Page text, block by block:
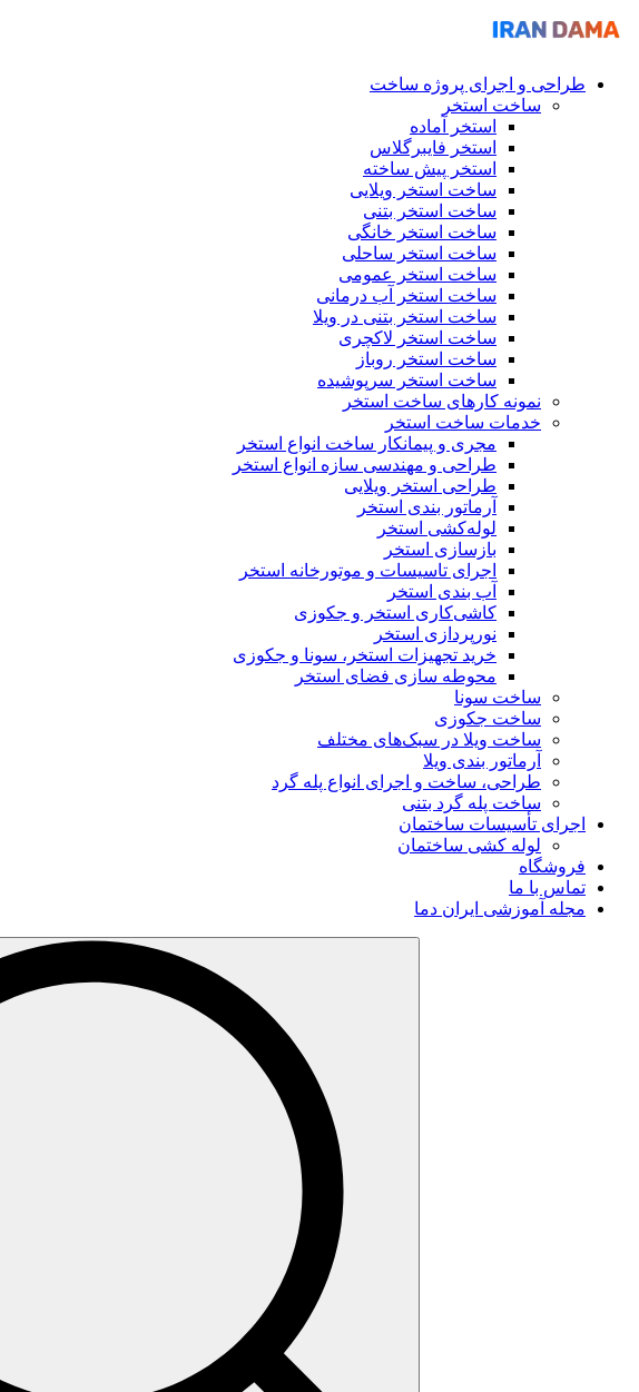
طراحی و اجرای پروژه ساخت
ساخت استخر
استخر آماده
استخر فایبرگلاس
استخر پیش ساخته
ساخت استخر ویلایی
ساخت استخر بتنی
ساخت استخر خانگی
ساخت استخر ساحلی
ساخت استخر عمومی
ساخت استخر آب درمانی
ساخت استخر بتنی در ویلا
ساخت استخر لاکچری
ساخت استخر روباز
ساخت استخر سرپوشیده
نمونه کارهای ساخت استخر
خدمات ساخت استخر
مجری و پیمانکار ساخت انواع استخر
طراحی و مهندسی سازه انواع استخر
طراحی استخر ویلایی
آرماتور بندی استخر
لوله‌کشی استخر
بازسازی استخر
اجرای تاسیسات و موتورخانه استخر
آب‌ بندی استخر
کاشی‌کاری استخر و جکوزی
نورپردازی استخر
خرید تجهیزات استخر، سونا و جکوزی
محوطه‌ سازی فضای استخر
ساخت سونا
ساخت جکوزی
ساخت ویلا در سبک‌های مختلف
آرماتور بندی ویلا
طراحی، ساخت و اجرای انواع پله گرد
ساخت پله گرد بتنی
اجرای تأسیسات ساختمان
لوله کشی ساختمان
فروشگاه
تماس با ما
مجله آموزشی ایران دما